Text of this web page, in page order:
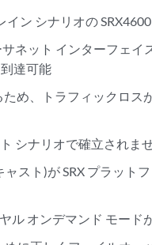
イン シナリオの
ネット インターフェイ
達可能
め、トラフィックロス
シナリオで確立されま
スト)が SRX プラット
ル オンデマンド モード